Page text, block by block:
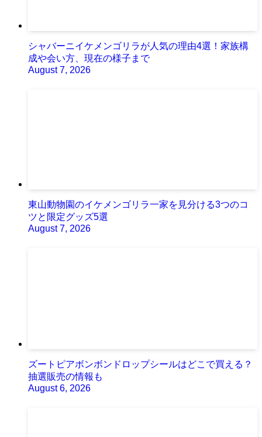
シャバーニイケメンゴリラが人気の理由4選！家族構
成や会い方、現在の様子まで
August 7, 2026
東山動物園のイケメンゴリラ一家を見分ける3つのコ
ツと限定グッズ5選
August 7, 2026
ズートピアボンボンドロップシールはどこで買える？
抽選販売の情報も
August 6, 2026